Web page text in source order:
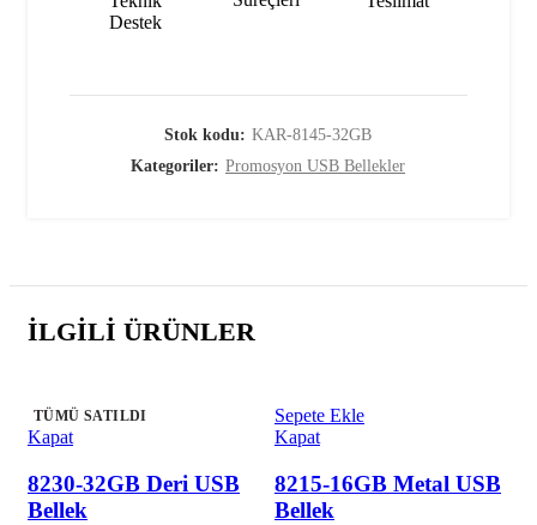
Destek
Stok kodu: KAR-8145-32GB
Kategoriler: Promosyon USB Bellekler
İLGILI ÜRÜNLER
TÜMÜ SATILDI
Devamını oku
Kapat
8230-32GB Deri USB
Bellek
Sepete Ekle
Kapat
8215-16GB Metal USB
Bellek
TÜMÜ SATILDI
TÜMÜ SATILDI
TÜMÜ SATILDI